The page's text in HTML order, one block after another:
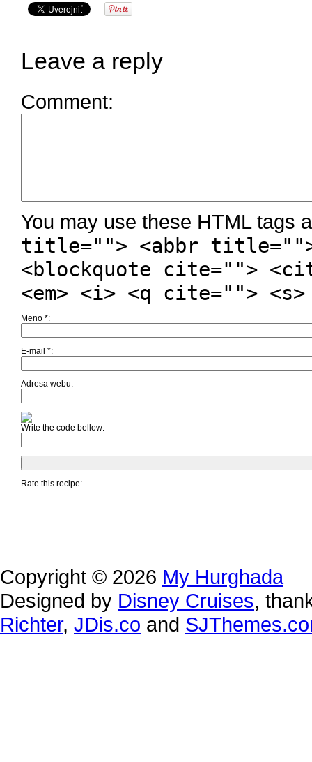
Leave a reply
Comment
You may use these HTML tags
title=""> <abbr title="">
<blockquote cite="">
<em> <i> <q cite="">
Meno *
E-mail *
Adresa webu
Write the code bellow
Rate this recipe:
Copyright © 2026 My Hurghada
Designed by Disney Cruises,
Richter, JDis.co and